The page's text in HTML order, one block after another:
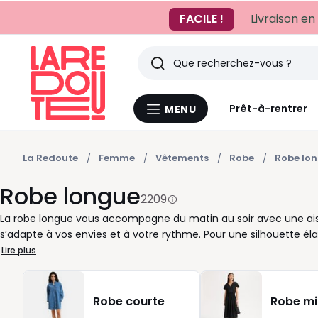
FACILE !
Livraison
Menu
MENU Prêt-à-rentrer
Rechercher
Derniers
articles
vus
La Redoute Femme Vêtements Robe Robe
Robe longue2209
La robe longue vous accompagne du matin au soir avec une
s’adapte à vos envies et à votre rythme. Pour une silhouette
vous aimez le confort sans perdre en style, les matières
talons, une pochette et quelques bijoux. En été, elle se suffit
court, un blazer ou des bottines. Chez La Redoute, nous vous
occasions : cérémonie, vacances, bureau ou week-end.
Lire plus
Robe courte Robe